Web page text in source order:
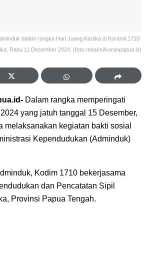
dalam rangka Hari Juang Kartika di Koramil 1710-
Rabu 11 Desember 2024. (foto:redaksi/koranpapua.id)
Dalam rangka memperingati
yang jatuh tanggal 15 Desember,
melaksanakan kegiatan bakti sosial
Kependudukan (Adminduk)
Kodim 1710 bekerjasama
dan Pencatatan Sipil
Provinsi Papua Tengah.